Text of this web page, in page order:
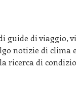
guide di viaggio,
notizie di clima
ricerca di